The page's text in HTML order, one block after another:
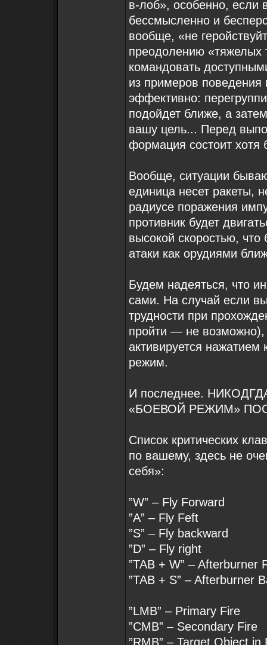
в-лоб», особенно, если
бессмысленно и
вообще, «не
преодолению «тяжелых
командовать
из примеров поведения
эффективно:
подойдет ближе, а
вашу цель... Перед
формация состоит хотя
Вообще, ситуации
единица несет ракеты,
радиусе поражения
противник будет
высокой скоростью, что
атаки как орудиями
Будем надеяться, что
сами. На случай если
трудности при
пройти — не
активируется
режим.
И последнее.
«БОЕВОЙ РЕЖИМ»
Список критических
по вашему, здесь не
себя»:
”W” – Fly Forward
”A” – Fly Feft
”S” – Fly backward
”D” – Fly right
”TAB + W” – Afterburner
”TAB + S” – Afterburner
”LMB” – Primary Fire
”CMB” – Secondary Fire
”RMB” – Target Object in